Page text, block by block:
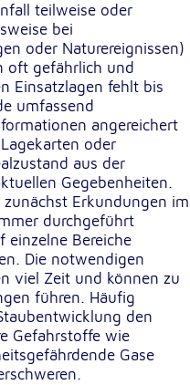
teilweise oder
bei
oder Naturereignissen)
oft gefährlich und
Einsatzlagen fehlt bis
umfassend
angereichert
oder
aus der
Gegebenheiten.
Erkundungen im
durchgeführt
einzelne Bereiche
Die notwendigen
viel Zeit und können zu
führen. Häufig
den
Gefahrstoffe wie
Gase
und
können, werden von
gesetzt.
Videos